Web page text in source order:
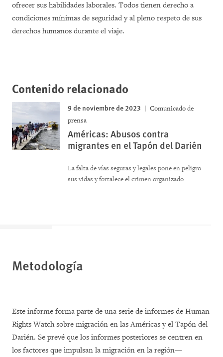
ofrecer sus habilidades laborales. Todos tienen derecho a
condiciones mínimas de seguridad y al pleno respeto de sus
derechos humanos durante el viaje.
Contenido relacionado
9 de noviembre de 2023
Comunicado de
prensa
Américas: Abusos contra
migrantes en el Tapón del Darién
La falta de vías seguras y legales pone en peligro
sus vidas y fortalece el crimen organizado
Metodología
Este informe forma parte de una serie de informes de Human
Rights Watch sobre migración en las Américas y el Tapón del
Darién. Se prevé que los informes posteriores se centren en
los factores que impulsan la migración en la región—